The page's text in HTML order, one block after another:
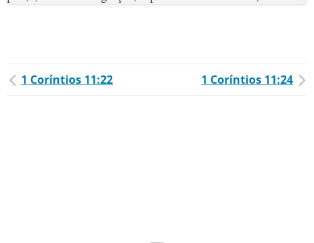
1 Coríntios 11:22 1 Coríntios 11:24